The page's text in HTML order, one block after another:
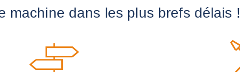
machine dans les plus brefs délais !